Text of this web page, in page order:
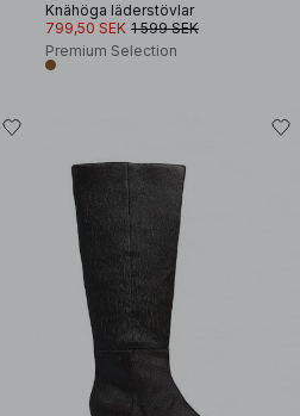
Knähöga läderstövlar
799,50 SEK 1 599 SEK
Premium Selection